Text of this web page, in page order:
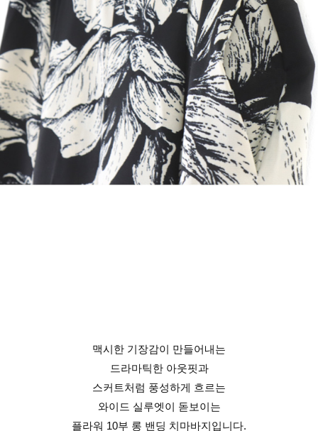
맥시한 기장감이 만들어내는
드라마틱한 아웃핏과
스커트처럼 풍성하게 흐르는
와이드 실루엣이 돋보이는
플라워 10부 롱 밴딩 치마바지입니다.